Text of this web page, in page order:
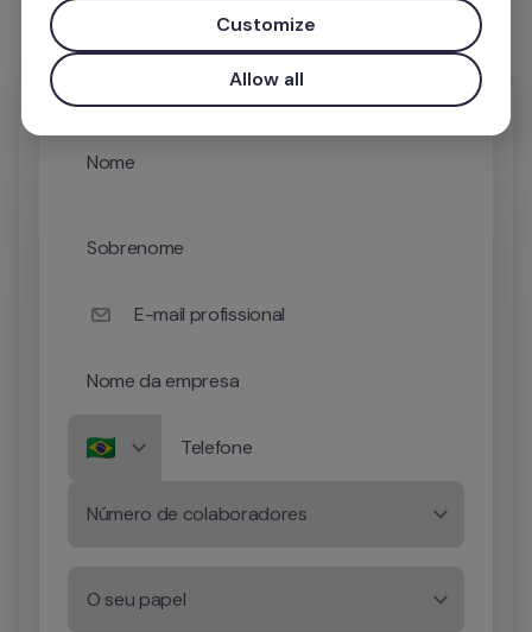
Nome
Sobrenome
E-mail profissional
Nome da empresa
Telefone
Número de colaboradores
O seu papel
Customize
Allow all